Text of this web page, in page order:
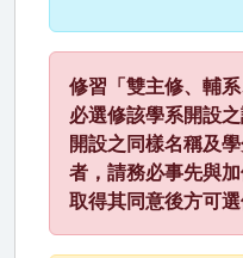
修習「雙主修、輔
必選修該學系開設
開設之同樣名稱及
者，請務必事先與
取得其同意後方可選